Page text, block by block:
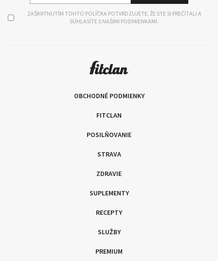
ZAŠKRTNUTÍM TOHTO POLÍČKA POTVRDZUJETE, ŽE STE SI PREČÍTALI A
SÚHLASÍTE S NAŠIMI PODMIENKAMI.
OBCHODNÉ PODMIENKY
FITCLAN
POSILŇOVANIE
STRAVA
ZDRAVIE
SUPLEMENTY
RECEPTY
SLUŽBY
PREMIUM